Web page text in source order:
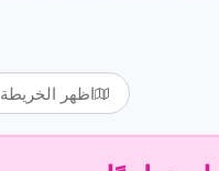
اظهر الخريطة